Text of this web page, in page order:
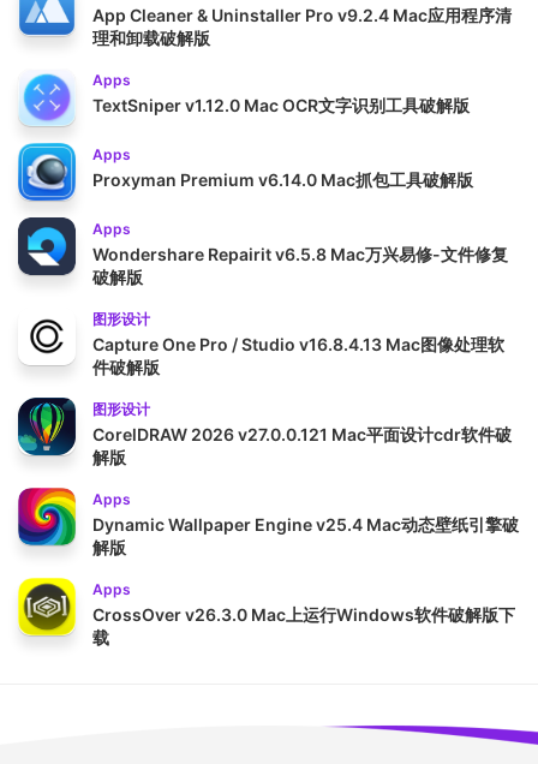
App Cleaner & Uninstaller Pro v9.2.4 Mac应用程序清
理和卸载破解版
Apps
TextSniper v1.12.0 Mac OCR文字识别工具破解版
Apps
Proxyman Premium v6.14.0 Mac抓包工具破解版
Apps
Wondershare Repairit v6.5.8 Mac万兴易修-文件修复
破解版
图形设计
Capture One Pro / Studio v16.8.4.13 Mac图像处理软
件破解版
图形设计
CorelDRAW 2026 v27.0.0.121 Mac平面设计cdr软件破
解版
Apps
Dynamic Wallpaper Engine v25.4 Mac动态壁纸引擎破
解版
Apps
CrossOver v26.3.0 Mac上运行Windows软件破解版下
载